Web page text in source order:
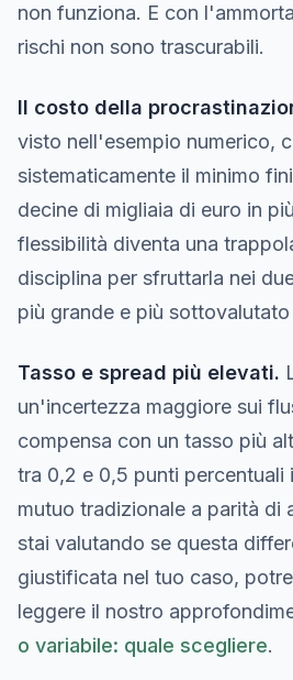
non funziona. E con
rischi non sono trascurabili.
Il costo della
visto nell'esempio numerico,
sistematicamente il minimo
decine di migliaia di euro in
flessibilità diventa una
disciplina per sfruttarla nei
più grande e più
Tasso e spread più elevati.
un'incertezza maggiore sui
compensa con un tasso più
tra 0,2 e 0,5 punti percentuali
mutuo tradizionale a parità di
stai valutando se questa
giustificata nel tuo caso,
leggere il nostro
o variabile: quale scegliere.